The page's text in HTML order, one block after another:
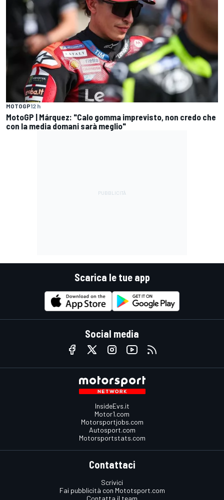
MOTOGP12 h
MotoGP | Márquez: "Calo gomma imprevisto, non credo che
con la media domani sarà meglio"
Scarica le tue app
Social media
InsideEvs.it
Motor1.com
Motorsportjobs.com
Autosport.com
Motorsportstats.com
Contattaci
Scrivici
Fai pubblicità con Mototsport.com
Contatta il team